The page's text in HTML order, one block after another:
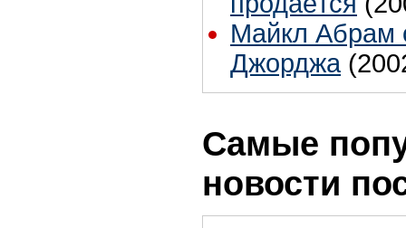
Майкл Абрам
Джорджа
Самые
новости